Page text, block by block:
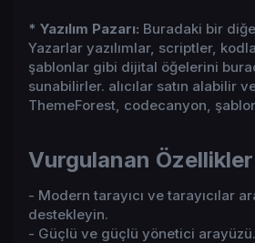
* Yazılım Pazarı: Buradaki bir
Yazarlar yazılımlar, scriptler,
şablonlar gibi dijital öğelerini
sunabilirler. alıcılar satın alabilir
ThemeForest, codecanyon,
Vurgulanan Özellikler​
- Modern tarayıcı ve tarayıcılar
destekleyin.
- Güçlü ve güçlü yönetici arayüzü.